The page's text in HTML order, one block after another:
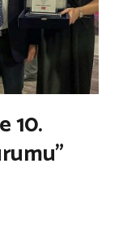
10.